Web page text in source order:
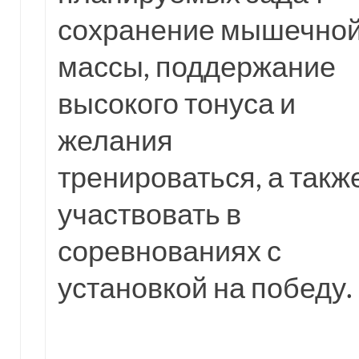
сохранение
массы, поддержание
высокого тонуса и
желания
тренироваться, а
участвовать в
соревнованиях с
установкой на победу.